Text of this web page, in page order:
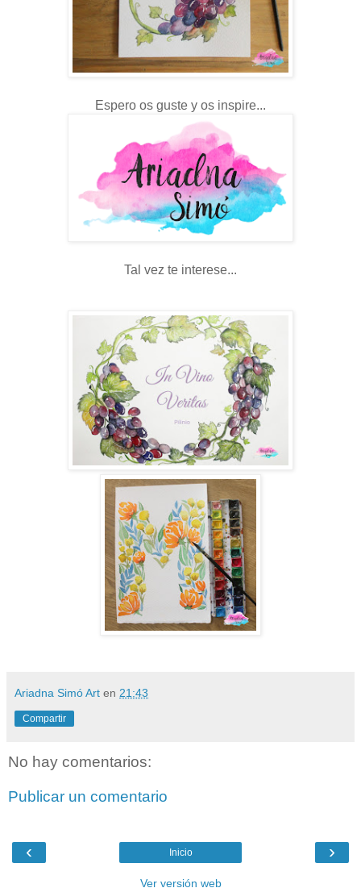
Espero os guste y os inspire...
Tal vez te interese...
Ariadna Simó Art en 21:43
Compartir
No hay comentarios:
Publicar un comentario
‹ ›
Inicio
Ver versión web